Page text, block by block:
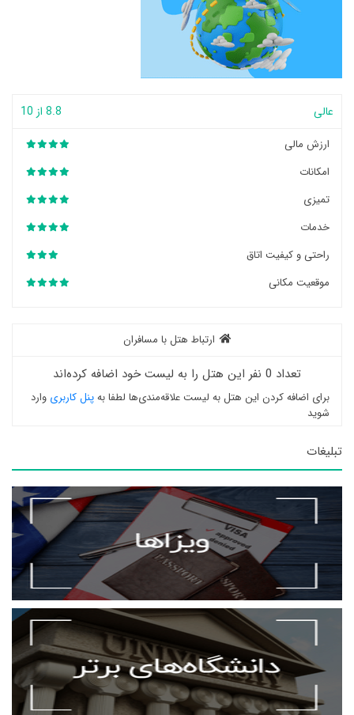
عالی 8.8 از 10
ارزش مالی
امکانات
تمیزی
خدمات
راحتی و کیفیت اتاق
موقعیت مکانی
ارتباط هتل با مسافران
تعداد 0 نفر این هتل را به لیست خود اضافه کرده‌اند
برای اضافه کردن این هتل به لیست علاقه‌مندی‌ها لطفا بهپنل کاربری وارد
شوید
تبلیغات